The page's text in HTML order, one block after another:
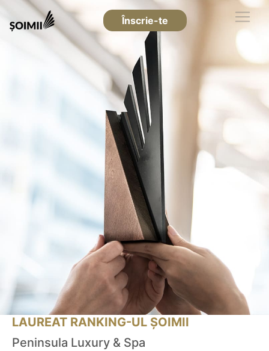
Înscrie-te
LAUREAT RANKING-UL ȘOIMII
Peninsula Luxury & Spa